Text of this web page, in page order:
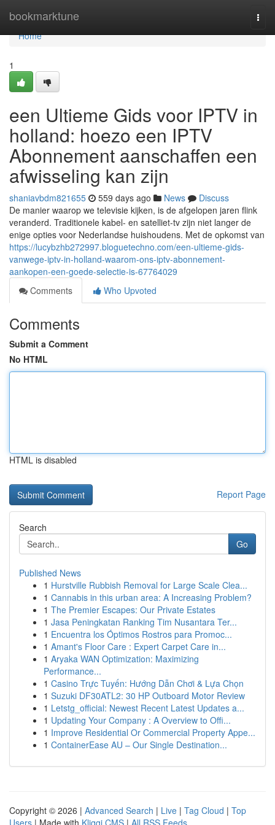
bookmarktune
Home
Home
1
een Ultieme Gids voor IPTV in
holland: hoezo een IPTV
Abonnement aanschaffen een
afwisseling kan zijn
shaniavbdm821655 559 days ago News
Discuss
De manier waarop we televisie kijken, is de afgelopen jaren flink
veranderd. Traditionele kabel- en satelliet-tv zijn niet langer de
enige opties voor Nederlandse huishoudens. Met de opkomst van
https://lucybzhb272997.bloguetechno.com/een-ultieme-gids-
vanwege-iptv-in-holland-waarom-ons-iptv-abonnement-
aankopen-een-goede-selectie-is-67764029
Comments
Who Upvoted
Comments
Submit a Comment
No HTML
HTML is disabled
Report Page
Search
Go
Published News
1 Hurstville Rubbish Removal for Large Scale Clea...
1 Cannabis in this urban area: A Increasing Problem?
1 The Premier Escapes: Our Private Estates
1 Jasa Peningkatan Ranking Tim Nusantara Ter...
1 Encuentra los Óptimos Rostros para Promoc...
1 Amant's Floor Care : Expert Carpet Care in...
1 Aryaka WAN Optimization: Maximizing
Performance...
1 Casino Trực Tuyến: Hướng Dẫn Chơi & Lựa Chọn
1 Suzuki DF30ATL2: 30 HP Outboard Motor Review
1 Letstg_official: Newest Recent Latest Updates a...
1 Updating Your Company : A Overview to Offi...
1 Improve Residential Or Commercial Property Appe...
1 ContainerEase AU – Our Single Destination...
Copyright © 2026 | Advanced Search | Live | Tag Cloud | Top
Users | Made with Kliqqi CMS | All RSS Feeds